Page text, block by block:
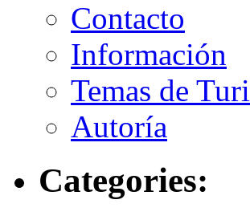
Contacto
Información
Temas de
Autoría
Categories: